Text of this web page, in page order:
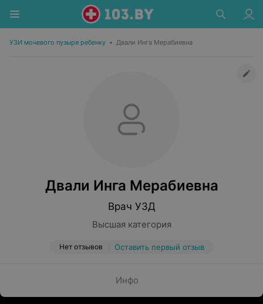
УЗИ мочевого пузыря ребенку • Двали Инга Мерабиевна
Двали Инга Мерабиевна
Врач УЗД
Высшая категория
Нет отзывов Оставить первый отзыв
Инфо